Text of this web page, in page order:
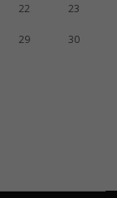
22 23
29 30